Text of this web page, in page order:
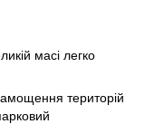
масі легко
територій